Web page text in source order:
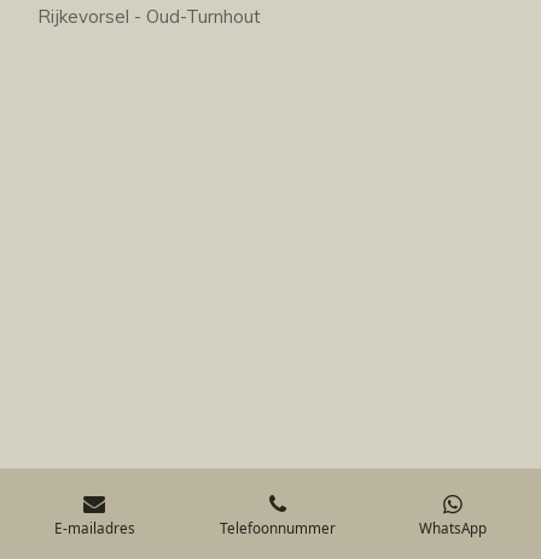
Rijkevorsel - Oud-Turnhout
E-mailadres Telefoonnummer WhatsApp